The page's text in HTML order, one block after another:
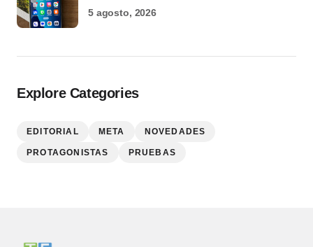
5 agosto, 2026
Explore Categories
EDITORIAL META NOVEDADES
PROTAGONISTAS PRUEBAS